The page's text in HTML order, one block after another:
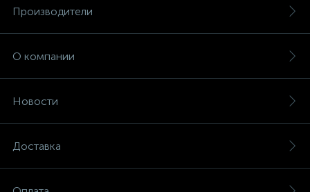
Производители
О компании
Новости
Доставка